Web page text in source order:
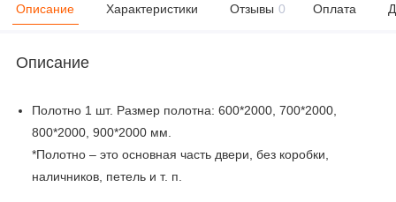
Описание Характеристики Отзывы 0 Оплата
Описание
Полотно 1 шт. Размер полотна: 600*2000, 700*2000,
800*2000, 900*2000 мм.
*Полотно – это основная часть двери, без коробки,
наличников, петель и т. п.